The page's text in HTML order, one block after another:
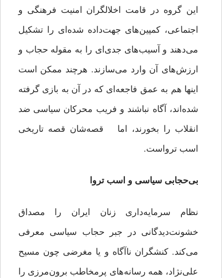
این گروه در قامت اخلالگران امنیت فرهنگی و
اجتماعی، کمپین‌های جهت‌داده ‌شده‌ای را تشکیل
می‌دهند و آسیب‌های جدی‌ای را به مقوله حجاب و
ارزش‌های آن وارد می‌سازند. هرچند ممکن است
اینها هم به عمق فاجعه‌ای که در آن به بازی گرفته
شده‌اند، آگاه نباشند و فریب محرکان سیاسی ضد
انقلاب را بخورند، اما قصه‌شان‌‌ قصه تاریخی
اسب ترواست.
بی‌حجابی سیاسی و اسب تروا
نظام سرمایه‌داری زنان ایران را مصداق
خشونت‌دیدگانی در جبر حجاب سیاسی معرفی
می‌کند. کنشگران ناآگاه و یا مغرضی چون مسیح
علی‌نژاد، همه رسانه‌های پرمخاطب برون‌مرزی را